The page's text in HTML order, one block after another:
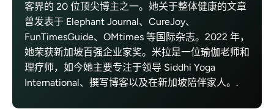
客界的 20 位顶尖博主之一。她关于整体健康的文章
曾发表于 Elephant Journal、CureJoy、
FunTimesGuide、OMtimes 等国际杂志。2022 年，
她荣获新加坡百强企业家奖。米拉是一位瑜伽老师和
理疗师，如今她主要专注于领导 Siddhi Yoga
International、撰写博客以及在新加坡陪伴家人。.